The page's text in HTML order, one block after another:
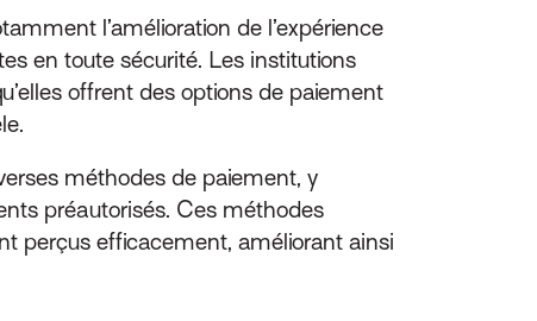
l’amélioration de l’expérience
en toute sécurité. Les institutions
offrent des options de paiement
méthodes de paiement, y
préautorisés. Ces méthodes
perçus efficacement, améliorant ainsi